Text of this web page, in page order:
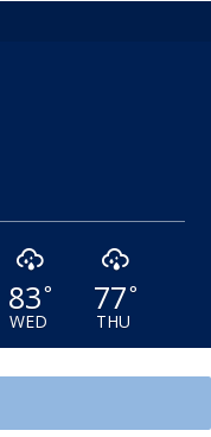
83°
WED
77°
THU